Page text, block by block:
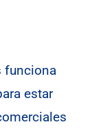
funciona
estar